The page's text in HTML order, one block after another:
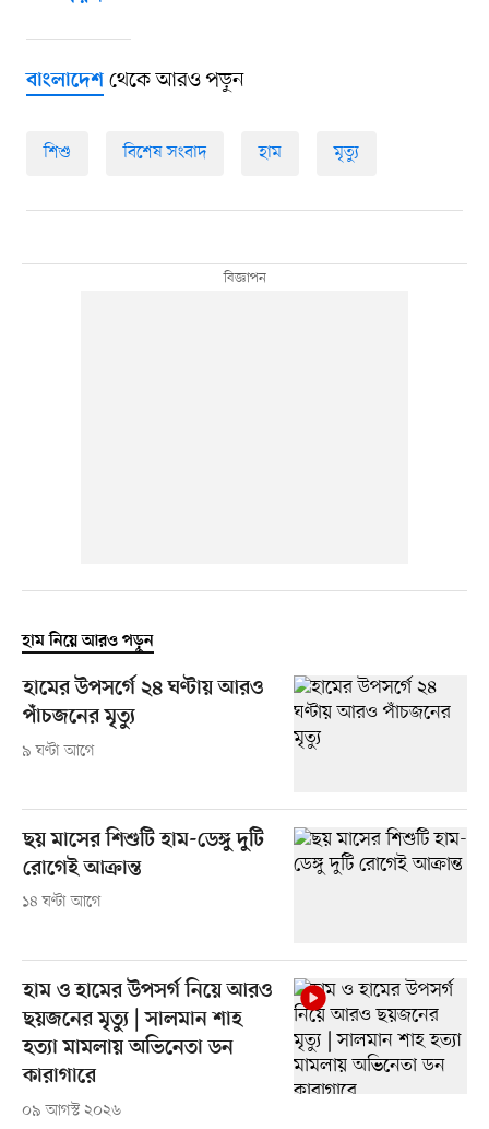
বাংলাদেশথেকে আরও পড়ুন
শিশু বিশেষ সংবাদ হাম মৃত্যু
হাম নিয়ে আরও পড়ুন
হামের উপসর্গে ২৪ ঘণ্টায় আরও
পাঁচজনের মৃত্যু
৯ ঘণ্টা আগে
ছয় মাসের শিশুটি হাম-ডেঙ্গু দুটি
রোগেই আক্রান্ত
১৪ ঘণ্টা আগে
হাম ও হামের উপসর্গ নিয়ে আরও
ছয়জনের মৃত্যু | সালমান শাহ
হত্যা মামলায় অভিনেতা ডন
কারাগারে
০৯ আগস্ট ২০২৬